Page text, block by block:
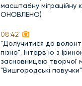
масштабну міграційну
ОНОВЛЕНО)
08:42
"Долучитися до
пізно". Інтерв’ю з
засновницею творчої
"Вишгородські павучки"